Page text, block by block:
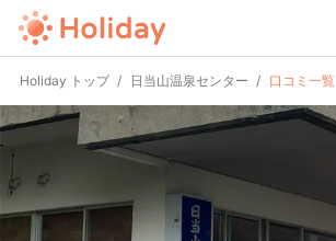
Holiday トップ 日当山温泉センター 口コミ一覧